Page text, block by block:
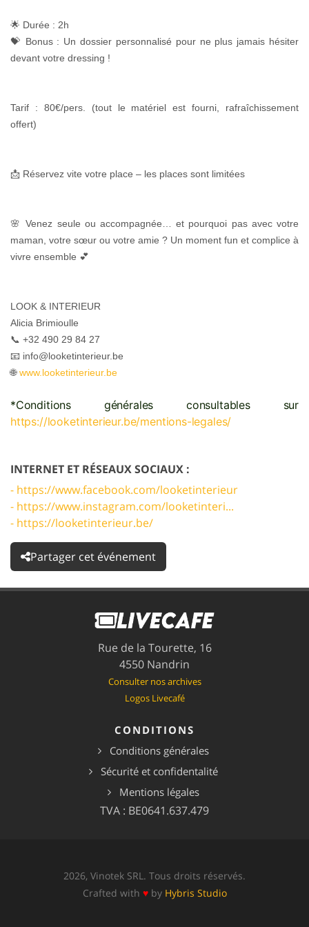
🌟 Durée : 2h
💝 Bonus : Un dossier personnalisé pour ne plus jamais hésiter
devant votre dressing !
Tarif : 80€/pers. (tout le matériel est fourni, rafraîchissement
offert)
📩 Réservez vite votre place – les places sont limitées
🌸 Venez seule ou accompagnée… et pourquoi pas avec votre
maman, votre sœur ou votre amie ? Un moment fun et complice à
vivre ensemble 💕
LOOK & INTERIEUR
Alicia Brimioulle
📞 +32 490 29 84 27
📧 info@looketinterieur.be
🌐 www.looketinterieur.be
*Conditions générales consultables sur
https://looketinterieur.be/mentions-legales/
INTERNET ET RÉSEAUX SOCIAUX :
- https://www.facebook.com/looketinterieur
- https://www.instagram.com/looketinteri...
- https://looketinterieur.be/
Partager cet événement
Rue de la Tourette, 16
4550 Nandrin
Consulter nos archives
Logos Livecafé
CONDITIONS
Conditions générales
Sécurité et confidentalité
Mentions légales
TVA : BE0641.637.479
2026, Vinotek SRL. Tous droits réservés.
Crafted with ♥by Hybris Studio